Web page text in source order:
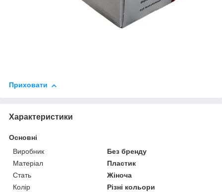
Приховати
Характеристики
Основні
Виробник
Без бренду
Матеріал
Пластик
Стать
Жіноча
Колір
Різні кольори